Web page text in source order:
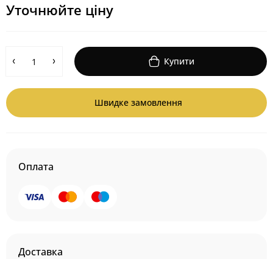
Уточнюйте ціну
Купити
Швидке замовлення
Оплата
Доставка